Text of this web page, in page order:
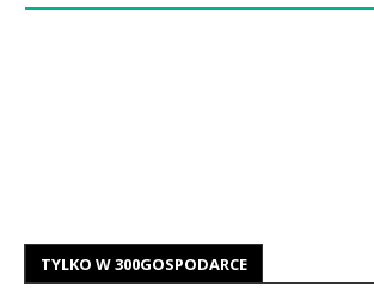
TYLKO W 300GOSPODARCE